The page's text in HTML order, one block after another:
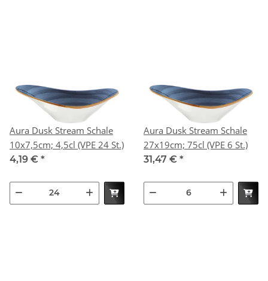
Aura Dusk Stream Schale
10x7,5cm; 4,5cl (VPE 24 St.)
4,19 € *
Aura Dusk Stream Schale
27x19cm; 75cl (VPE 6 St.)
31,47 € *